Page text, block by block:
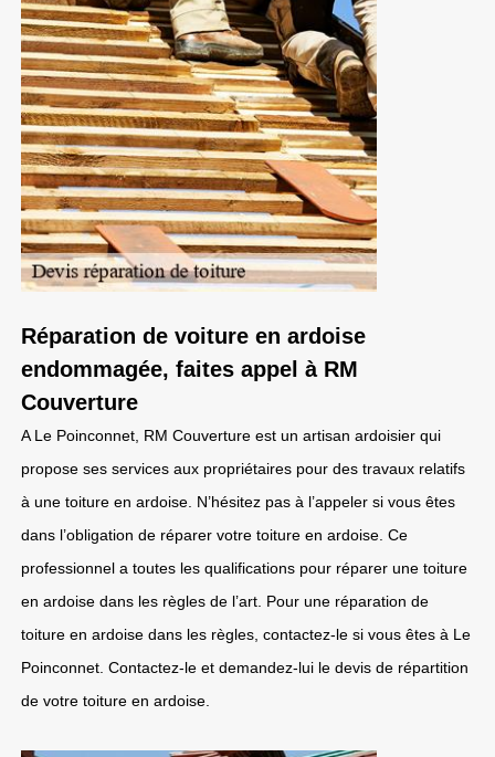
Réparation de voiture en ardoise
endommagée, faites appel à RM
Couverture
A Le Poinconnet, RM Couverture est un artisan ardoisier qui
propose ses services aux propriétaires pour des travaux relatifs
à une toiture en ardoise. N’hésitez pas à l’appeler si vous êtes
dans l’obligation de réparer votre toiture en ardoise. Ce
professionnel a toutes les qualifications pour réparer une toiture
en ardoise dans les règles de l’art. Pour une réparation de
toiture en ardoise dans les règles, contactez-le si vous êtes à Le
Poinconnet. Contactez-le et demandez-lui le devis de répartition
de votre toiture en ardoise.